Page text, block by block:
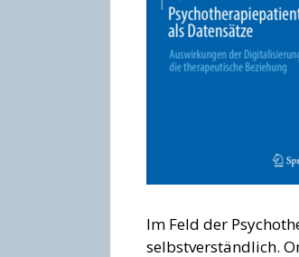
Im Feld der
selbstverständlich.